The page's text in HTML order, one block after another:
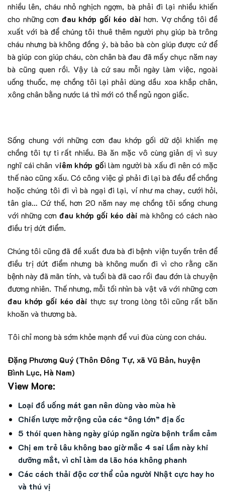
nhiều lên, cháu nhỏ nghịch ngợm, bà phải đi lại nhiều khiến
cho những cơn đau khớp gối kéo dài hơn. Vợ chồng tôi đề
xuất với bà để chúng tôi thuê thêm người phụ giúp bà trông
cháu nhưng bà không đồng ý, bà bảo bà còn giúp được cứ để
bà giúp con giúp cháu, còn chân bà đau đã mấy chục năm nay
bà cũng quen rồi. Vậy là cứ sau mỗi ngày làm việc, ngoài
uống thuốc, mẹ chồng tôi lại phải dùng dầu xoa khắp chân,
xông chân bằng nước lá thì mới có thể ngủ ngon giấc.
Sống chung với những cơn đau khớp gối dữ dội khiến mẹ
chồng tôi tự ti rất nhiều. Bà ăn mặc vô cùng giản dị vì suy
nghĩ cái chân viêm khớp gối làm người bà xấu đi nên có mặc
thế nào cũng xấu. Có công việc gì phải đi lại bà đều để chồng
hoặc chúng tôi đi vì bà ngại đi lại, ví như ma chay, cưới hỏi,
tân gia… Cứ thế, hơn 20 năm nay mẹ chồng tôi sống chung
với những cơn đau khớp gối kéo dài mà không có cách nào
điều trị dứt điểm.
Chúng tôi cũng đã đề xuất đưa bà đi bệnh viện tuyến trên để
điều trị dứt điểm nhưng bà không muốn đi vì cho rằng căn
bệnh này đã mãn tính, và tuổi bà đã cao rồi đau đớn là chuyện
đương nhiên. Thế nhưng, mỗi tối nhìn bà vật vã với những cơn
đau khớp gối kéo dàithực sự trong lòng tôi cũng rất băn
khoăn và thương bà.
Tôi chỉ mong bà sớm khỏe mạnh để vui đùa cùng con cháu.
Đặng Phương Quý (Thôn Đông Tự, xã Vũ Bản, huyện
Bình Lục, Hà Nam)
View More:
Loại đồ uống mát gan nên dùng vào mùa hè
Chiến lược mở rộng của các “ông lớn” địa ốc
5 thói quen hàng ngày giúp ngăn ngừa bệnh trầm cảm
Chị em trẻ lâu không bao giờ mắc 4 sai lầm này khi
dưỡng mắt, vì chỉ làm da lão hóa không phanh
Các cách thải độc cơ thể của người Nhật cực hay ho
và thú vị